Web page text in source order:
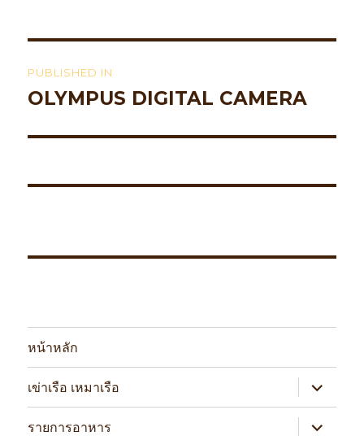
navigation
PUBLISHED IN
OLYMPUS DIGITAL CAMERA
หน้าหลัก
เข่าเรือ เหมาเรือ
expand
child
menu
รายการอาหาร
expand